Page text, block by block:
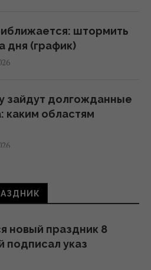
штормить
дня (график)
зайдут долгожданные
каким областям
непогода:
об опасности
которые
новый праздник 8
подписал указ